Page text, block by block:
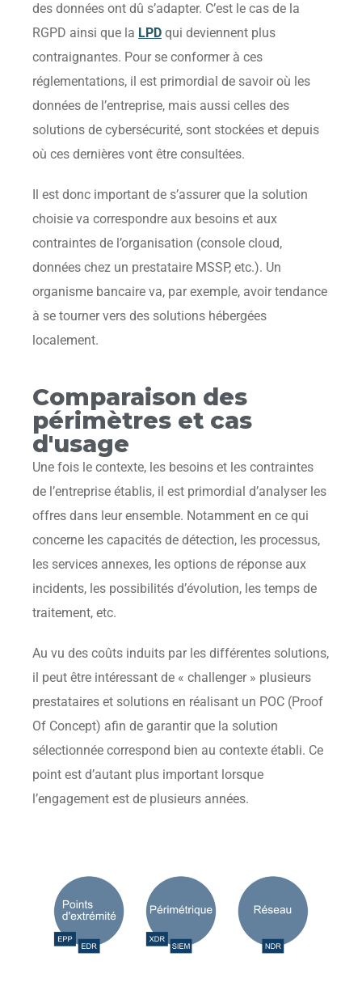
des données ont dû s’adapter. C’est le cas de la
RGPD ainsi que la LPD qui deviennent plus
contraignantes. Pour se conformer à ces
réglementations, il est primordial de savoir où les
données de l’entreprise, mais aussi celles des
solutions de cybersécurité, sont stockées et depuis
où ces dernières vont être consultées.
Il est donc important de s’assurer que la solution
choisie va correspondre aux besoins et aux
contraintes de l’organisation (console cloud,
données chez un prestataire MSSP, etc.). Un
organisme bancaire va, par exemple, avoir tendance
à se tourner vers des solutions hébergées
localement.
Comparaison des
périmètres et cas
d'usage
Une fois le contexte, les besoins et les contraintes
de l’entreprise établis, il est primordial d’analyser les
offres dans leur ensemble. Notamment en ce qui
concerne les capacités de détection, les processus,
les services annexes, les options de réponse aux
incidents, les possibilités d’évolution, les temps de
traitement, etc.
Au vu des coûts induits par les différentes solutions,
il peut être intéressant de « challenger » plusieurs
prestataires et solutions en réalisant un POC (Proof
Of Concept) afin de garantir que la solution
sélectionnée correspond bien au contexte établi. Ce
point est d’autant plus important lorsque
l’engagement est de plusieurs années.